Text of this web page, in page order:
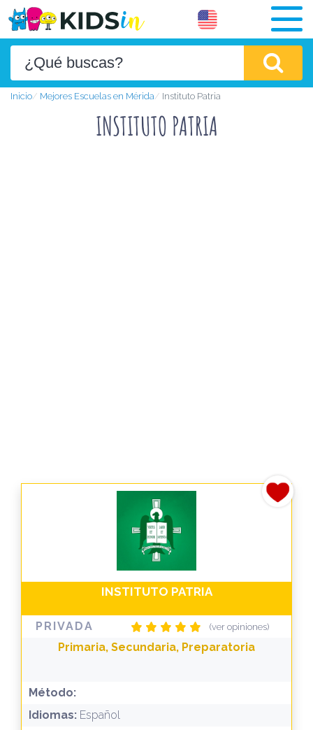
Inicio Mejores Escuelas en Mérida Instituto Patria
INSTITUTO PATRIA
INSTITUTO PATRIA
PRIVADA (ver opiniones)
Primaria, Secundaria, Preparatoria
Método:
Idiomas: Español